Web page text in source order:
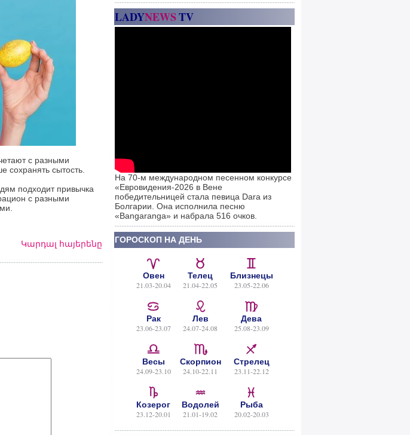
с разными
сохранять сытость.
подходит привычка
с разными
Կարդալ հայերենը
LADYNEWSTV
На 70-м международном песенном конкурсе
«Евровидения-2026 в Вене
победительницей стала певица Dara из
Болгарии. Она исполнила песню
«Bangaranga» и набрала 516 очков.
ГОРОСКОП НА ДЕНЬ
Овен
21.03-20.04
Телец
21.04-22.05
Близнецы
23.05-22.06
Рак
23.06-23.07
Лев
24.07-24.08
Дева
25.08-23.09
Весы
24.09-23.10
Скорпион
24.10-22.11
Стрелец
23.11-22.12
Козерог
23.12-20.01
Водолей
21.01-19.02
Рыба
20.02-20.03